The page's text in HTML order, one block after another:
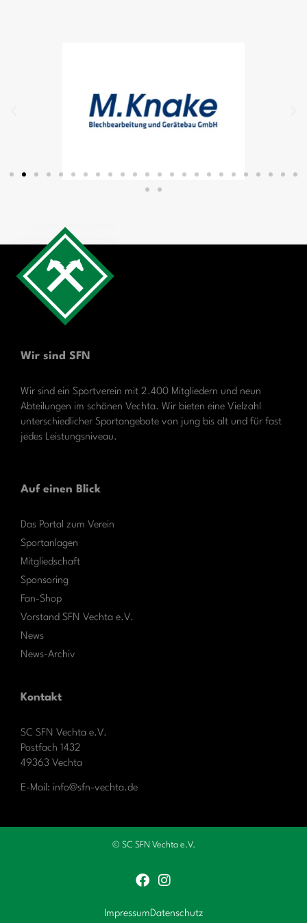
Wir sind SFN
Wir sind ein Sportverein mit 2.400 Mitgliedern und neun
Abteilungen im schönen Vechta. Wir bieten eine Vielzahl
unterschiedlicher Sportangebote von jung bis alt und für fast
jedes Leistungsniveau.
Auf einen Blick
Das Portal zum Verein
Sportanlagen
Mitgliedschaft
Sponsoring
Fan-Shop
Vorstand SFN Vechta e.V.
News
News-Archiv
Kontakt
SC SFN Vechta e.V.
Postfach 1432
49363 Vechta
E-Mail: info@sfn-vechta.de
© SC SFN Vechta e.V.
ImpressumDatenschutz